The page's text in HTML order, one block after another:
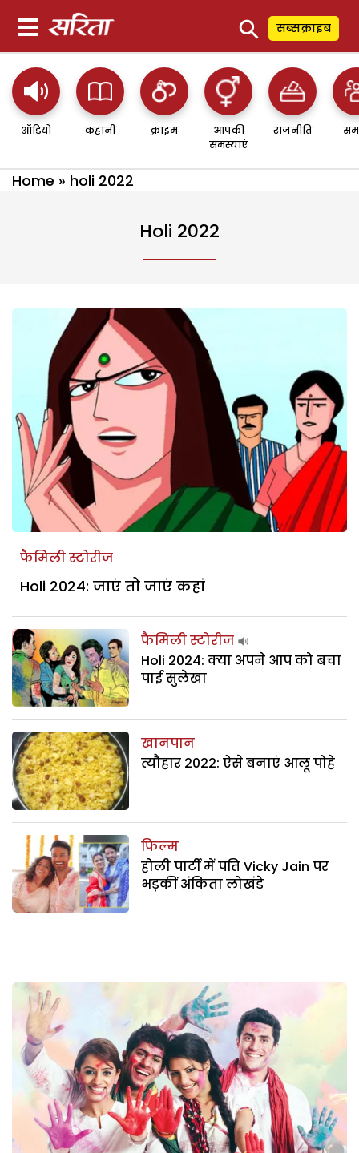
⚲ सब्सक्राइब
ऑडियो कहानी क्राइम
आपकी
समस्याएं
राजनीति
Home » holi 2022
Holi 2022
फैमिली स्टोरीज
Holi 2024: जाएं तो जाएं कहां
फैमिली स्टोरीज
Holi 2024: क्या अपने आप को बचा
पाई सुलेखा
खानपान
त्यौहार 2022: ऐसे बनाएं आलू पोहे
फिल्म
होली पार्टी में पति Vicky Jain पर
भड़कीं अंकिता लोखंडे